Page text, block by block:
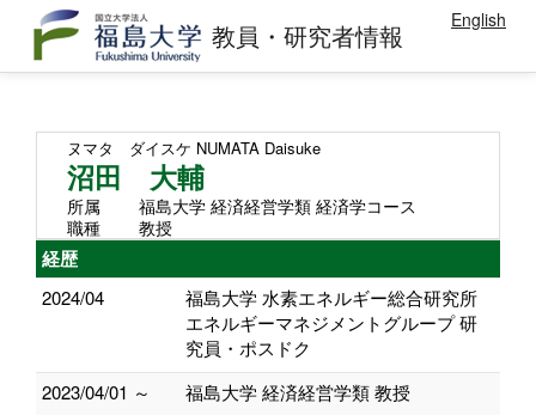
教員・研究者情報 English
ヌマタ ダイスケ NUMATA Daisuke
沼田 大輔
所属
福島大学 経済経営学類 経済学コース
職種
教授
経歴
2024/04
福島大学 水素エネルギー総合研究所
エネルギーマネジメントグループ 研
究員・ポスドク
2023/04/01 ～
福島大学 経済経営学類 教授